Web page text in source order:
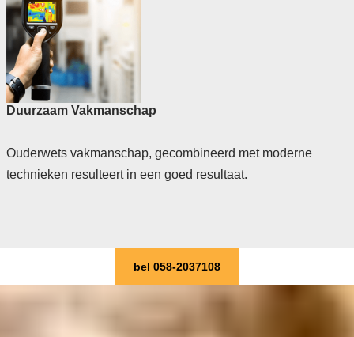
Duurzaam Vakmanschap
Ouderwets vakmanschap, gecombineerd met moderne
technieken resulteert in een goed resultaat.
bel 058-2037108